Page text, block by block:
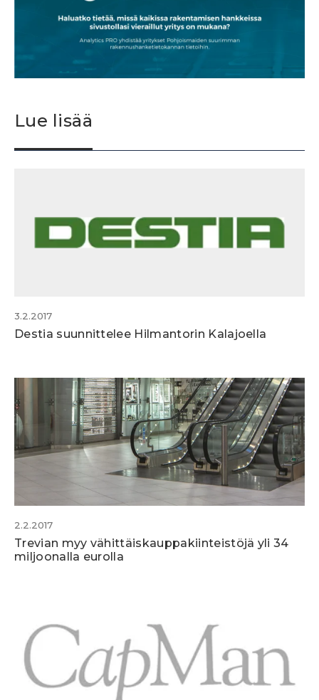
Lue lisää
3.2.2017
Destia suunnittelee Hilmantorin Kalajoella
2.2.2017
Trevian myy vähittäiskauppakiinteistöjä yli 34
miljoonalla eurolla